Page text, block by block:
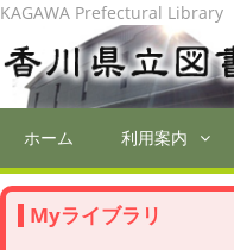
KAGAWA Prefectural Library
ホーム 利用案内
Myライブラリ